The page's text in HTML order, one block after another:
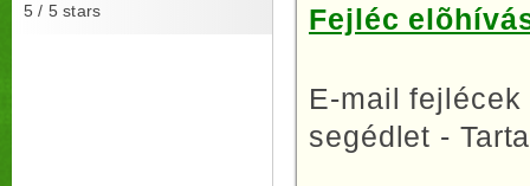
5 / 5 stars Fejléc
E-mail
segédlet -